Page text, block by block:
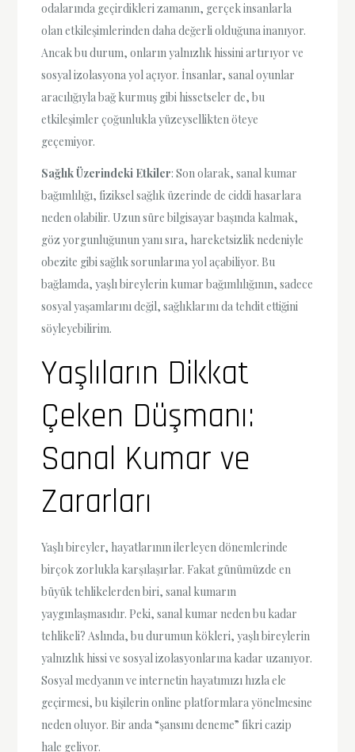
odalarında geçirdikleri zamanın, gerçek insanlarla
olan etkileşimlerinden daha değerli olduğuna inanıyor.
Ancak bu durum, onların yalnızlık hissini artırıyor ve
sosyal izolasyona yol açıyor. İnsanlar, sanal oyunlar
aracılığıyla bağ kurmuş gibi hissetseler de, bu
etkileşimler çoğunlukla yüzeysellikten öteye
geçemiyor.
Sağlık Üzerindeki Etkiler: Son olarak, sanal kumar
bağımlılığı, fiziksel sağlık üzerinde de ciddi hasarlara
neden olabilir. Uzun süre bilgisayar başında kalmak,
göz yorgunluğunun yanı sıra, hareketsizlik nedeniyle
obezite gibi sağlık sorunlarına yol açabiliyor. Bu
bağlamda, yaşlı bireylerin kumar bağımlılığının, sadece
sosyal yaşamlarını değil, sağlıklarını da tehdit ettiğini
söyleyebilirim.
Yaşlıların Dikkat
Çeken Düşmanı:
Sanal Kumar ve
Zararları
Yaşlı bireyler, hayatlarının ilerleyen dönemlerinde
birçok zorlukla karşılaşırlar. Fakat günümüzde en
büyük tehlikelerden biri, sanal kumarın
yaygınlaşmasıdır. Peki, sanal kumar neden bu kadar
tehlikeli? Aslında, bu durumun kökleri, yaşlı bireylerin
yalnızlık hissi ve sosyal izolasyonlarına kadar uzanıyor.
Sosyal medyanın ve internetin hayatımızı hızla ele
geçirmesi, bu kişilerin online platformlara yönelmesine
neden oluyor. Bir anda “şansını deneme” fikri cazip
hale geliyor.